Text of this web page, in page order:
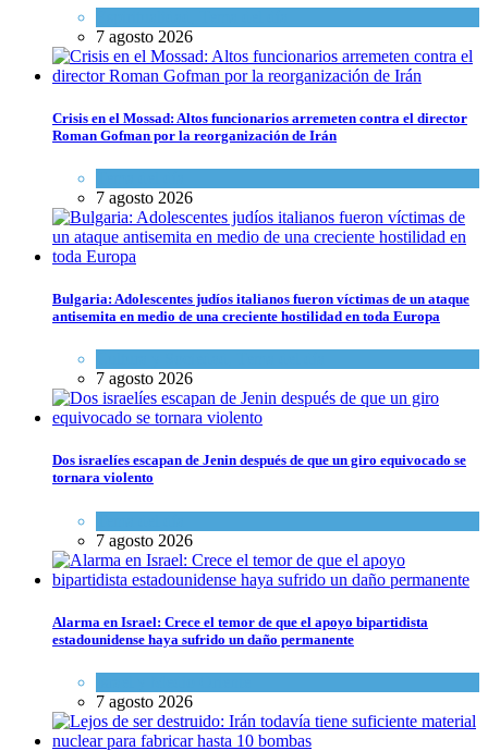
7 agosto 2026
Crisis en el Mossad: Altos funcionarios arremeten contra el director
Roman Gofman por la reorganización de Irán
7 agosto 2026
Bulgaria: Adolescentes judíos italianos fueron víctimas de un ataque
antisemita en medio de una creciente hostilidad en toda Europa
7 agosto 2026
Dos israelíes escapan de Jenin después de que un giro equivocado se
tornara violento
7 agosto 2026
Alarma en Israel: Crece el temor de que el apoyo bipartidista
estadounidense haya sufrido un daño permanente
7 agosto 2026